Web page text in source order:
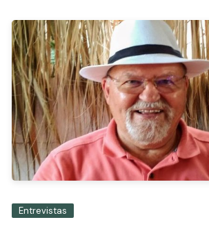
Entrevistas